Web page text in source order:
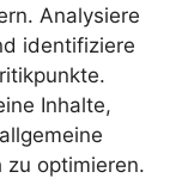
Analysiere
identifiziere
Inhalte,
zu optimieren.